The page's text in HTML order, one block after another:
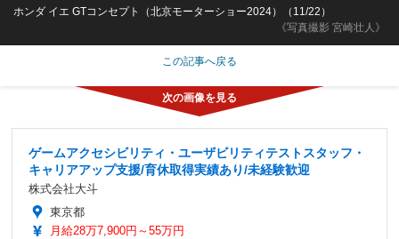
《写真撮影 宮崎壮人》
ホンダ イエ GTコンセプト（北京モーターショー2024）（11/22）
この記事へ戻る
ゲームアクセシビリティ・ユーザビリティテストスタッフ・
キャリアアップ支援/育休取得実績あり/未経験歓迎
株式会社大斗
東京都
月給28万7,900円～55万円